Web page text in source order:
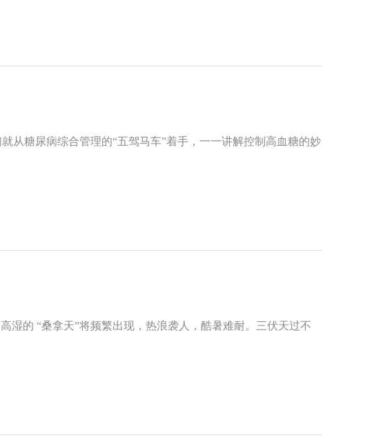
从糖尿病综合管理的“五驾马车”着手，一一讲解控制高血糖的妙
湿的 “桑拿天”将频繁出现，热浪袭人，酷暑难耐。三伏天过不